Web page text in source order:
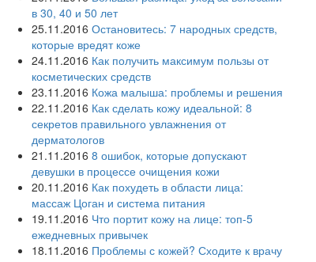
в 30, 40 и 50 лет
25.11.2016 Остановитесь: 7 народных средств,
которые вредят коже
24.11.2016 Как получить максимум пользы от
косметических средств
23.11.2016 Кожа малыша: проблемы и решения
22.11.2016 Как сделать кожу идеальной: 8
секретов правильного увлажнения от
дерматологов
21.11.2016 8 ошибок, которые допускают
девушки в процессе очищения кожи
20.11.2016 Как похудеть в области лица:
массаж Цоган и система питания
19.11.2016 Что портит кожу на лице: топ-5
ежедневных привычек
18.11.2016 Проблемы с кожей? Сходите к врачу